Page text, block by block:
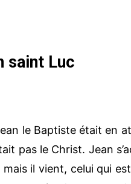
saint Luc
le Baptiste était en
pas le Christ. Jean
mais il vient, celui qui